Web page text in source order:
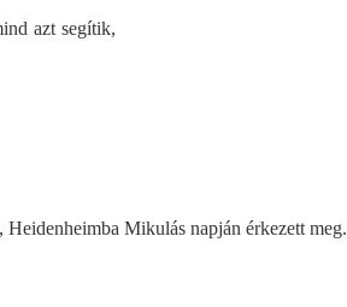
azt segítik,
Mikulás napján érkezett meg.